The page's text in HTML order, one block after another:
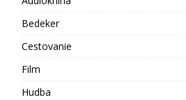
Bedeker
Cestovanie
Film
Hudba